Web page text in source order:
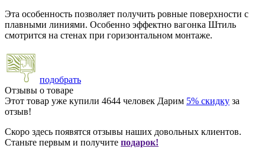
Эта особенность позволяет получить ровные поверхности с
плавными линиями. Особенно эффектно вагонка Штиль
смотрится на стенах при горизонтальном монтаже.
подобрать
Отзывы о товаре
Этот товар уже купили 4644 человек Дарим 5% скидку за
отзыв!
Скоро здесь появятся отзывы наших довольных клиентов.
Станьте первым и получите подарок!